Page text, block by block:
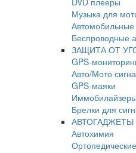
Музыка для
Беспроводные
ЗАЩИТА ОТ
GPS-
Авто/Мото
GPS-маяки
Иммобилайзеры
Брелки для
АВТОГАДЖЕТЫ
Автохимия